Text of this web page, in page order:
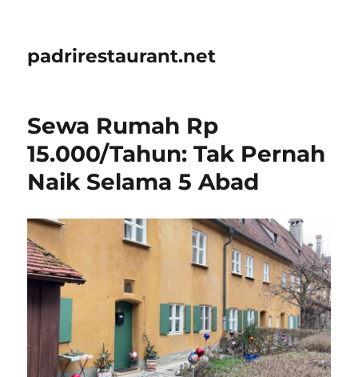
padrirestaurant.net
Sewa Rumah Rp
15.000/Tahun: Tak Pernah
Naik Selama 5 Abad